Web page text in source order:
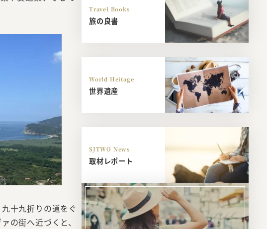
十九折りの道をぐ
の街へ近づくと、
Travel Books
旅の良書
World Heitage
世界遺産
SJTWO News
取材レポート